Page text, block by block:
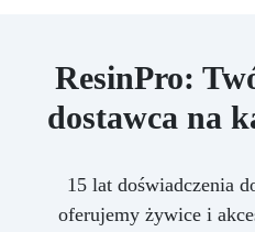
ResinPro:
dostawca na
15 lat doświadczenia
oferujemy żywice i